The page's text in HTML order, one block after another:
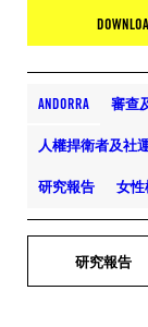
ANDORRA 審查
人權捍衛者及社
研究報告 女性
研究報告